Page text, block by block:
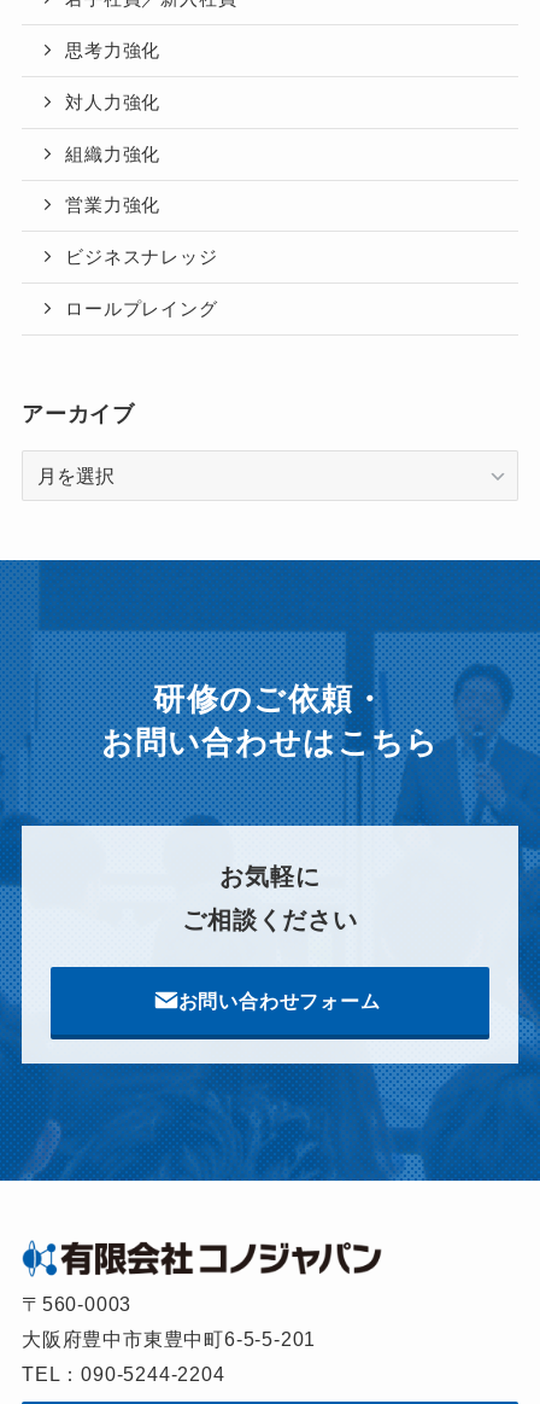
思考力強化
対人力強化
組織力強化
営業力強化
ビジネスナレッジ
ロールプレイング
アーカイブ
ー
イ
ブ
研修のご依頼・
お問い合わせはこちら
お気軽に
ご相談ください
お問い合わせフォーム
〒560-0003
大阪府豊中市東豊中町6-5-5-201
TEL：090-5244-2204